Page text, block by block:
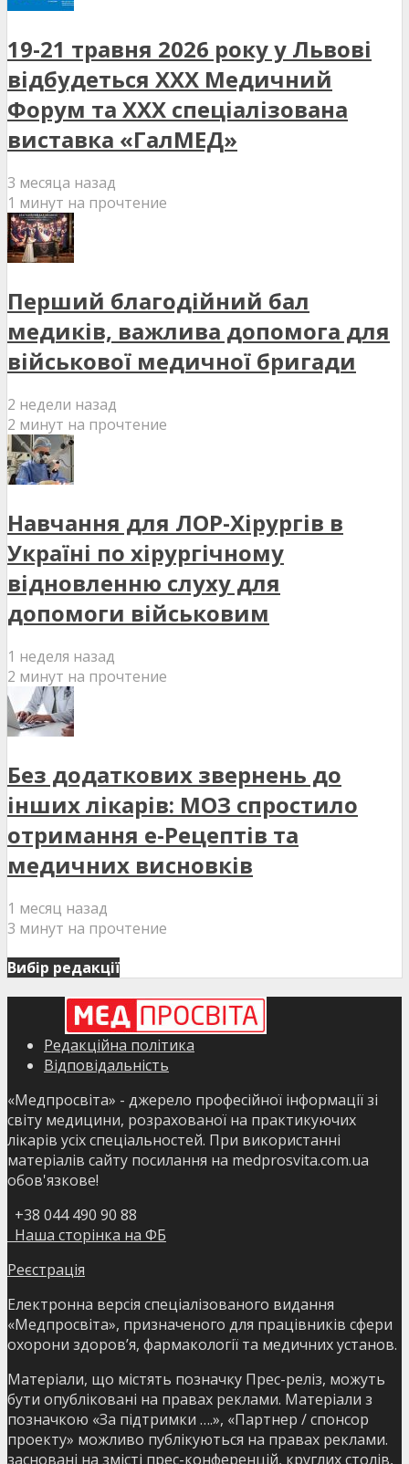
19-21 травня 2026 року у Львові
відбудеться XXX Медичний
Форум та XXX спеціалізована
виставка «ГалМЕД»
3 месяца назад
1 минут на прочтение
Перший благодійний бал
медиків, важлива допомога для
військової медичної бригади
2 недели назад
2 минут на прочтение
Навчання для ЛОР-Хірургів в
Україні по хірургічному
відновленню слуху для
допомоги військовим
1 неделя назад
2 минут на прочтение
Без додаткових звернень до
інших лікарів: МОЗ спростило
отримання е-Рецептів та
медичних висновків
1 месяц назад
3 минут на прочтение
Вибір редакції
Редакційна політика
Відповідальність
«Медпросвіта» - джерело професійної інформації зі
світу медицини, розрахованої на практикуючих
лікарів усіх спеціальностей. При використанні
матеріалів сайту посилання на medprosvita.com.ua
обов'язкове!
+38 044 490 90 88
Наша сторінка на ФБ
Реєстрація
Електронна версія спеціалізованого видання
«Медпросвіта», призначеного для працівників сфери
охорони здоров’я, фармакології та медичних установ.
Матеріали, що містять позначку Прес-реліз, можуть
бути опубліковані на правах реклами. Матеріали з
позначкою «За підтримки ….», «Партнер / спонсор
проекту» можливо публікуються на правах реклами.
засновані на змісті прес-конференцій, круглих столів,